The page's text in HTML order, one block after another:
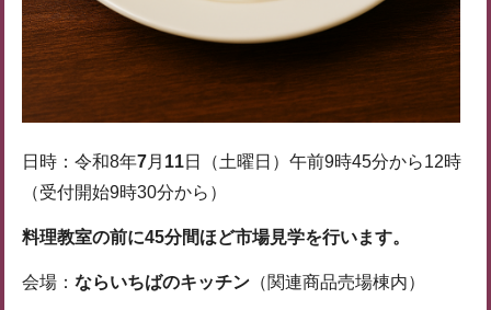
日時：令和8年7月 11日（土曜日）午前9時45分から12時
（受付開始9時30分から）
料理教室の前に45分間ほど市場見学を行います。
会場： ならいちばのキッチン （関連商品売場棟内）